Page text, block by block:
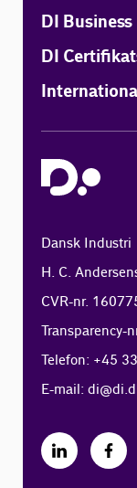
DI Business
DI
Dansk Industri
H. C.
CVR-nr.
Transparency-
Telefon: +45
E-mail: